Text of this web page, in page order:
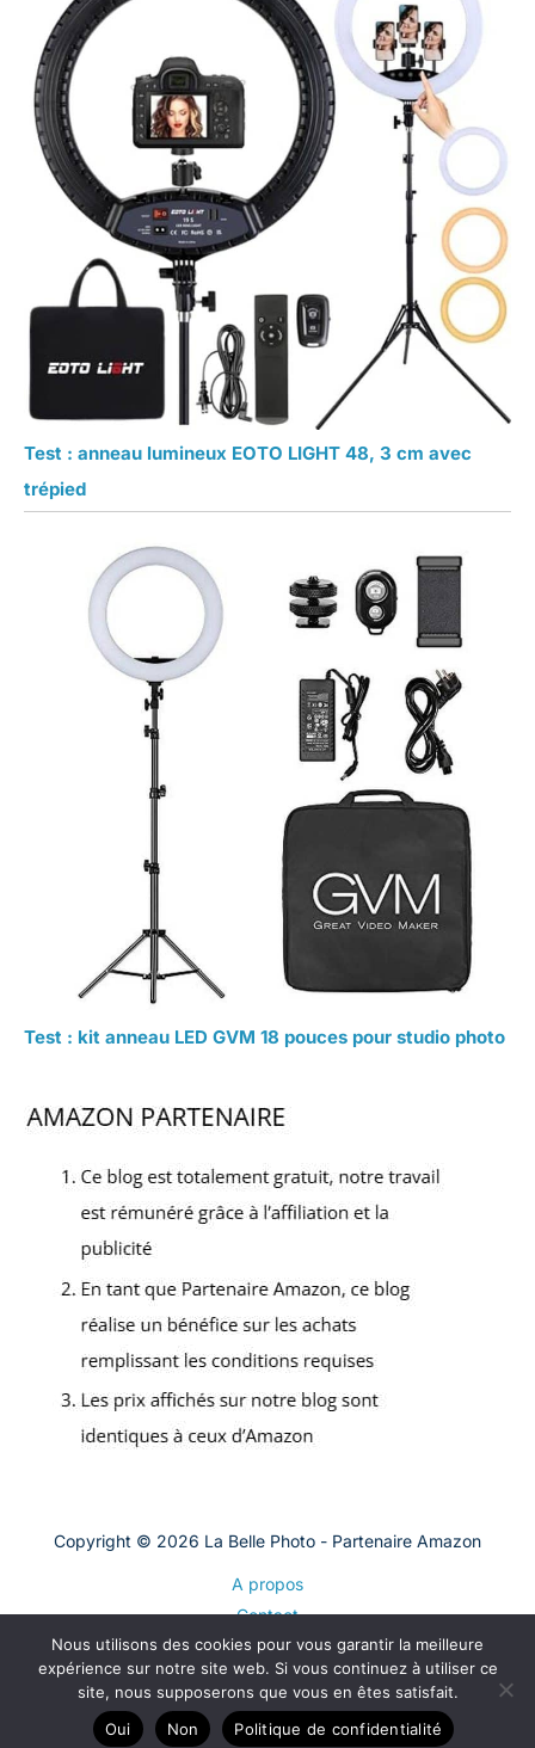
Test : anneau lumineux EOTO LIGHT 48, 3 cm avec
trépied
Test : kit anneau LED GVM 18 pouces pour studio photo
Copyright © 2026 La Belle Photo - Partenaire Amazon
A propos
Contact
Plan du site
Mentions légales
Politique de confidentialité
Nous utilisons des cookies pour vous garantir la meilleure
expérience sur notre site web. Si vous continuez à utiliser ce
site, nous supposerons que vous en êtes satisfait.
Oui
Non Politique de confidentialité